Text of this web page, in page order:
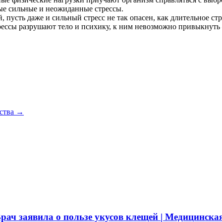
сильные и неожиданные стрессы.
даже и сильный стресс не так опасен, как длительное
разрушают тело и психику, к ним невозможно
→
заявила о пользе укусов клещей |